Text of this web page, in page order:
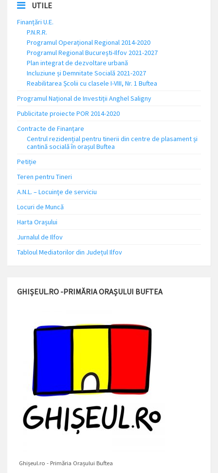
UTILE
Finanțări U.E.
P.N.R.R.
Programul Operațional Regional 2014-2020
Programul Regional București-Ilfov 2021-2027
Plan integrat de dezvoltare urbană
Incluziune și Demnitate Socială 2021-2027
Reabilitarea Școlii cu clasele I-VIII, Nr. 1 Buftea
Programul Național de Investiții Anghel Saligny
Publicitate proiecte POR 2014-2020
Contracte de Finanțare
Centrul rezidențial pentru tinerii din centre de plasament și
cantină socială în orașul Buftea
Petiție
Teren pentru Tineri
A.N.L. – Locuinţe de serviciu
Locuri de Muncă
Harta Orașului
Jurnalul de Ilfov
Tabloul Mediatorilor din Județul Ilfov
GHIȘEUL.RO -PRIMĂRIA ORAȘULUI BUFTEA
Ghișeul.ro - Primăria Orașului Buftea